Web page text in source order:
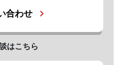
合わせ
はこちら